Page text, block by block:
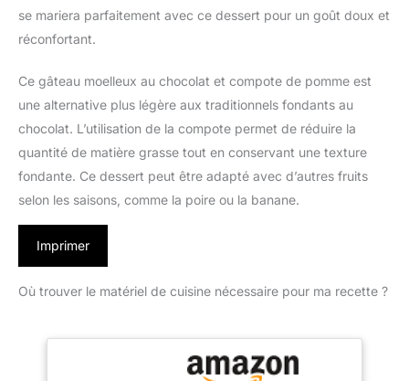
se mariera parfaitement avec ce dessert pour un goût doux et
réconfortant.
Ce gâteau moelleux au chocolat et compote de pomme est
une alternative plus légère aux traditionnels fondants au
chocolat. L’utilisation de la compote permet de réduire la
quantité de matière grasse tout en conservant une texture
fondante. Ce dessert peut être adapté avec d’autres fruits
selon les saisons, comme la poire ou la banane.
Imprimer
Où trouver le matériel de cuisine nécessaire pour ma recette ?